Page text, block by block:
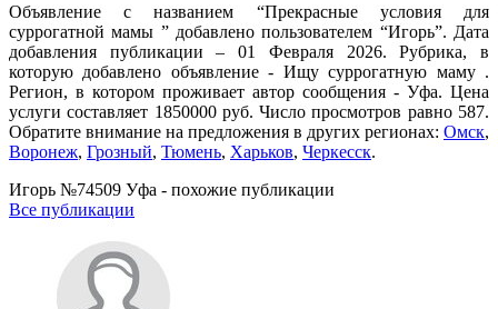
Объявление с названием “Прекрасные условия для
суррогатной мамы ” добавлено пользователем “Игорь”. Дата
добавления публикации – 01 Февраля 2026. Рубрика, в
которую добавлено объявление - Ищу суррогатную маму .
Регион, в котором проживает автор сообщения - Уфа. Цена
услуги составляет 1850000 руб. Число просмотров равно 587.
Обратите внимание на предложения в других регионах: Омск,
Воронеж, Грозный, Тюмень, Харьков, Черкесск.
Игорь №74509 Уфа - похожие публикации
Все публикации